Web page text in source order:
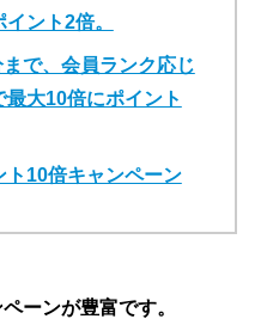
ント2倍。
で、会員ランク応じ
大10倍にポイント
10倍キャンペーン
ーンが豊富です。